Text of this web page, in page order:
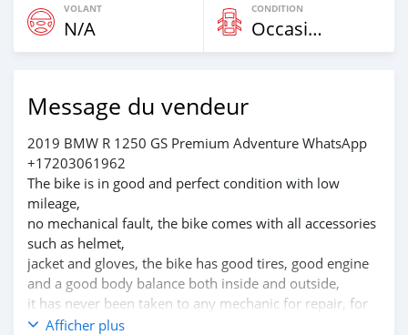
VOLANT
N/A
CONDITION
Occasion
Message du vendeur
2019 BMW R 1250 GS Premium Adventure WhatsApp
+17203061962
The bike is in good and perfect condition with low
mileage,
no mechanical fault, the bike comes with all accessories
such as helmet,
jacket and gloves, the bike has good tires, good engine
and a good body balance both inside and outside,
it has never been taken to any mechanic for repair, for
more details, contact me on WhatsApp +17203061962
Afficher plus